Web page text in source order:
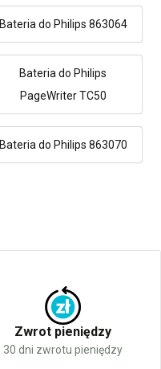
Bateria do Philips 863064
Bateria do Philips
PageWriter TC50
Bateria do Philips 863070
Zwrot pieniędzy
30 dni zwrotu pieniędzy